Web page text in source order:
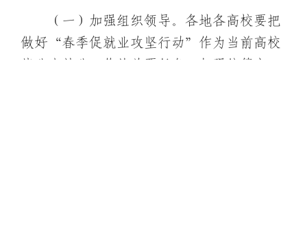
（一）加强组织领导。各地各高校要把
做好“春季促就业攻坚行动”作为当前高校